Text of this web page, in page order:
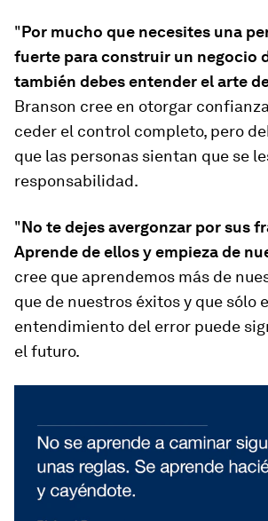
"Por mucho que necesites una
fuerte para construir un negocio
también debes entender el arte
Branson cree en otorgar
ceder el control completo, pero
que las personas sientan que se
responsabilidad.
"No te dejes avergonzar por sus
Aprende de ellos y empieza de
cree que aprendemos más de
que de nuestros éxitos y que sólo
entendimiento del error puede
el futuro.